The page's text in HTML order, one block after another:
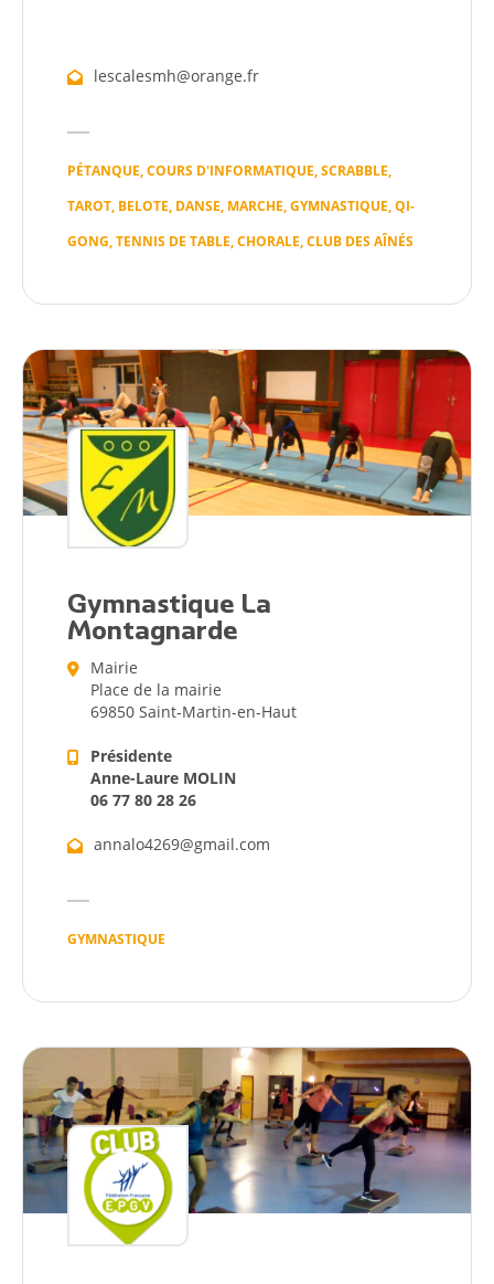
lescalesmh@orange.fr
PÉTANQUE, COURS D'INFORMATIQUE, SCRABBLE,
TAROT, BELOTE, DANSE, MARCHE, GYMNASTIQUE, QI-
GONG, TENNIS DE TABLE, CHORALE, CLUB DES AÎNÉS
Gymnastique La
Montagnarde
Mairie
Place de la mairie
69850 Saint-Martin-en-Haut
Présidente
Anne-Laure MOLIN
06 77 80 28 26
annalo4269@gmail.com
GYMNASTIQUE
Citoyen
Dynamique
Annuaire
Agenda
Annuaire
Agenda
Actualités